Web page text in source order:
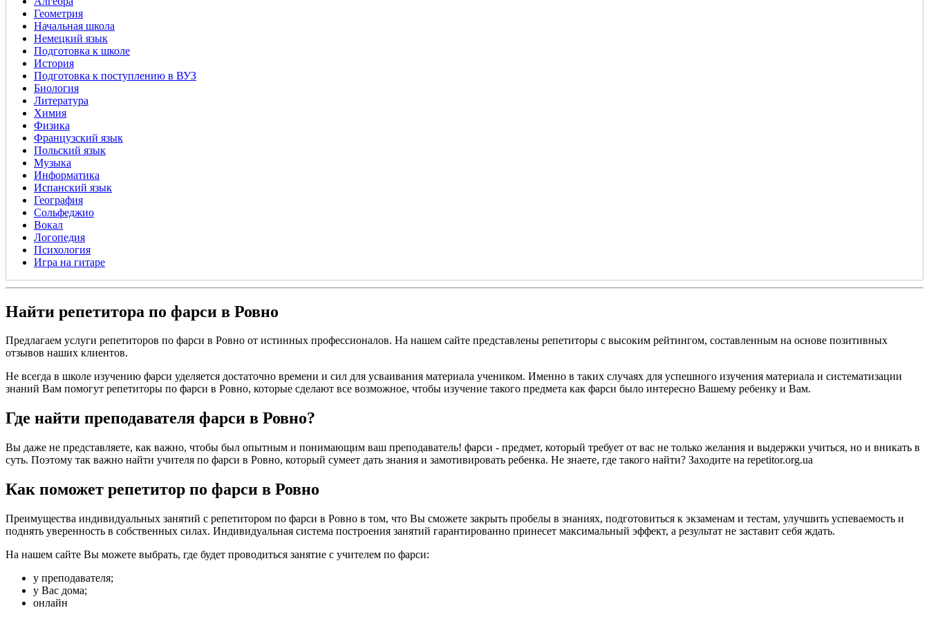
Геометрия
Начальная школа
Немецкий язык
Подготовка к школе
История
Подготовка к поступлению в ВУЗ
Биология
Литература
Химия
Физика
Французский язык
Польский язык
Музыка
Информатика
Испанский язык
География
Сольфеджио
Вокал
Логопедия
Психология
Игра на гитаре
Найти репетитора по фарси в Ровно
Предлагаем услуги репетиторов по фарси в Ровно от истинных профессионалов. На нашем сайте представлены репетиторы с высоким рейтингом, составленным на основе позитивных
отзывов наших клиентов.
Не всегда в школе изучению фарси уделяется достаточно времени и сил для усваивания материала учеником. Именно в таких случаях для успешного изучения материала и систематизации
знаний Вам помогут репетиторы по фарси в Ровно, которые сделают все возможное, чтобы изучение такого предмета как фарси было интересно Вашему ребенку и Вам.
Где найти преподавателя фарси в Ровно?
Вы даже не представляете, как важно, чтобы был опытным и понимающим ваш преподаватель! фарси - предмет, который требует от вас не только желания и выдержки учиться, но и вникать в
суть. Поэтому так важно найти учителя по фарси в Ровно, который сумеет дать знания и замотивировать ребенка. Не знаете, где такого найти? Заходите на repetitor.org.ua
Как поможет репетитор по фарси в Ровно
Преимущества индивидуальных занятий с репетитором по фарси в Ровно в том, что Вы сможете закрыть пробелы в знаниях, подготовиться к экзаменам и тестам, улучшить успеваемость и
поднять уверенность в собственных силах. Индивидуальная система построения занятий гарантированно принесет максимальный эффект, а результат не заставит себя ждать.
На нашем сайте Вы можете выбрать, где будет проводиться занятие с учителем по фарси:
у преподавателя;
у Вас дома;
онлайн